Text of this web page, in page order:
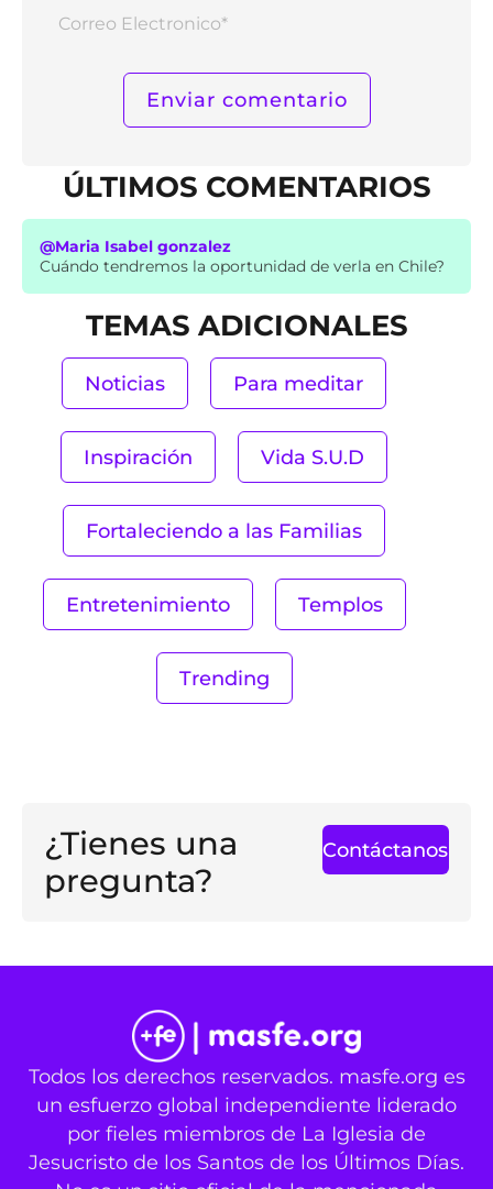
ÚLTIMOS COMENTARIOS
@Maria Isabel gonzalez
Cuándo tendremos la oportunidad de verla en Chile?
TEMAS ADICIONALES
Noticias Para meditar
Inspiración Vida S.U.D
Fortaleciendo a las Familias
Entretenimiento Templos
Trending
¿Tienes una
pregunta?
Contáctanos
Todos los derechos reservados. masfe.org es
un esfuerzo global independiente liderado
por fieles miembros de La Iglesia de
Jesucristo de los Santos de los Últimos Días.